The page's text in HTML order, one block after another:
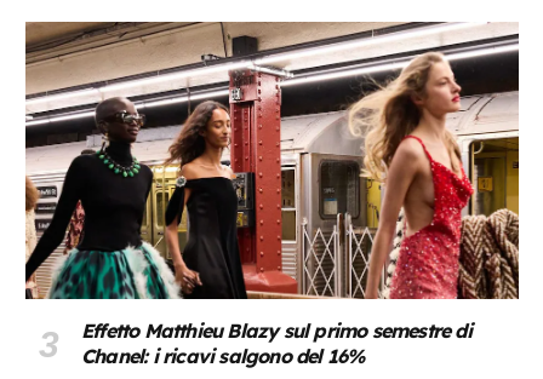
Effetto Matthieu Blazy sul primo semestre di
Chanel: i ricavi salgono del 16%